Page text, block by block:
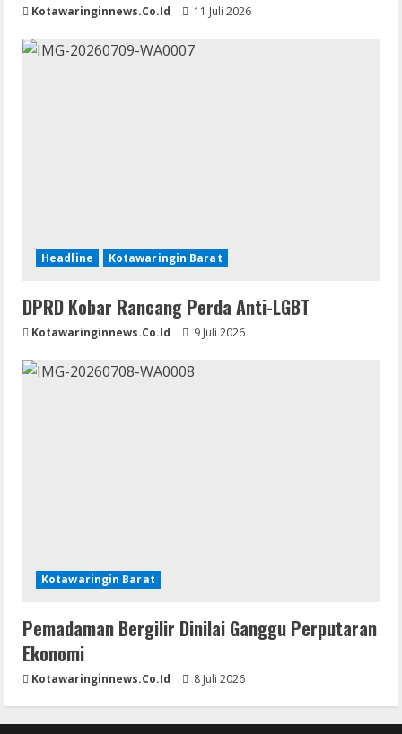
Kotawaringinnews.co.id 11 Juli 2026
Headline Kotawaringin Barat
DPRD Kobar Rancang Perda Anti-LGBT
Kotawaringinnews.co.id 9 Juli 2026
Kotawaringin Barat
Pemadaman Bergilir Dinilai Ganggu Perputaran
Ekonomi
Kotawaringinnews.co.id 8 Juli 2026